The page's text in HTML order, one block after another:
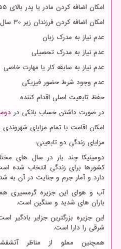
امکان اضافه کردن مادر یا پدر بالای 55 سال به پرونده
امکان اضافه کردن فرزندان زیر 30 سال به پرونده
عدم نیاز به مدرک زبان
عدم نیاز به مدرک تحصیلی
عدم نیاز به سابقه کار یا مهارت خاصی
عدم وجود شرط حضور فیزیکی
حفظ تابعیت اصلی اقدام کننده
در صورت داشتن حساب بانکی در
امکان اقامت با تمام مزایای شهروندی
مزایای زندگی دو تابعیتی:
دومینیکا چند بار در سال های
کشورها برای زندگی انتخاب شده
دارد و آمار جرم و جنایت در آن به
آب و هوای این جزیره گرمسیری
باران های شدید و سنگین است.
این جزیره بزرگترین جزایر بادگیر
شرقی را دارا است.
همچنین مملو از مناظر